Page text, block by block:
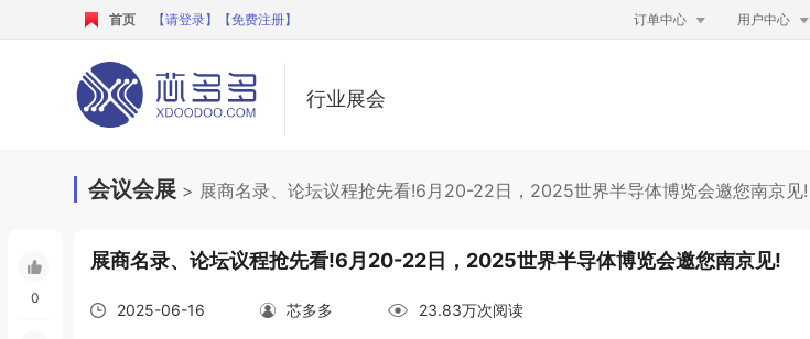
首页 【请登录】 【免费注册】 订单中心  用户中心 
行业展会
会议会展 > 展商名录、论坛议程抢先看!6月20-22日，2025世界半导体博览会邀您南京见!
展商名录、论坛议程抢先看!6月20-22日，2025世界半导体博览会邀您南京见!
2025-06-16 芯多多 23.83万次阅读
0